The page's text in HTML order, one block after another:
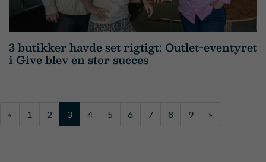
3 butikker havde set rigtigt: Outlet-eventyret
i Give blev en stor succes
« 1 2 3 4 5 6 7 8 9 »